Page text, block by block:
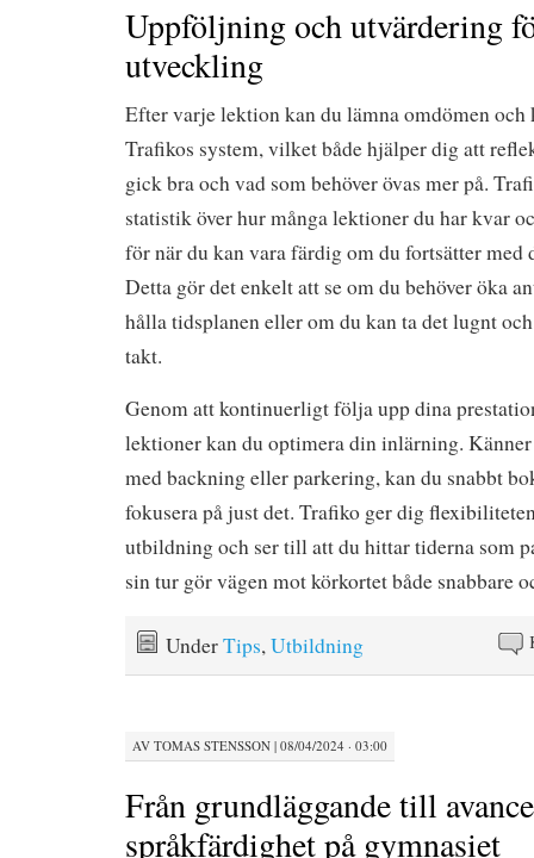
Uppföljning och utvärdering
utveckling
Efter varje lektion kan du lämna omdömen och
Trafikos system, vilket både hjälper dig att
gick bra och vad som behöver övas mer på.
statistik över hur många lektioner du har kvar
för när du kan vara färdig om du fortsätter med
Detta gör det enkelt att se om du behöver öka
hålla tidsplanen eller om du kan ta det lugnt
takt.
Genom att kontinuerligt följa upp dina
lektioner kan du optimera din inlärning.
med backning eller parkering, kan du snabbt
fokusera på just det. Trafiko ger dig
utbildning och ser till att du hittar tiderna som
sin tur gör vägen mot körkortet både snabbare
UnderTips,Utbildning
AV TOMAS STENSSON | 08/04/2024 · 03:00
Från grundläggande till
språkfärdighet på gymnasiet